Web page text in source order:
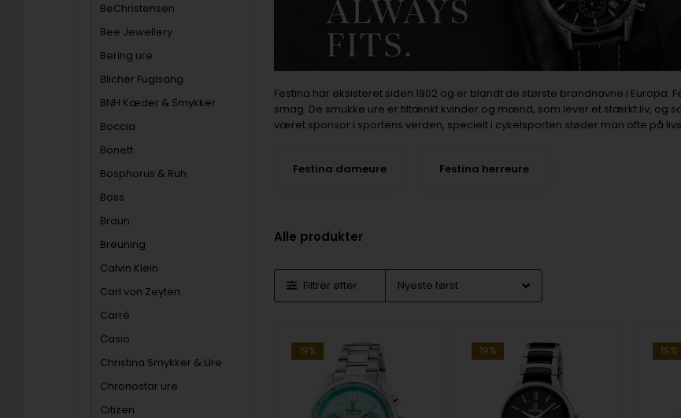
BeChristensen
Bee Jewellery
Bering ure
Blicher Fuglsang
BNH Kæder & Smykker
Boccia
Bonett
Bosphorus & Ruh
Boss
Braun
Breuning
Calvin Klein
Carl von Zeyten
Carré
Casio
Christina Smykker & Ure
Chronostar ure
Citizen
Festina har eksisteret siden 1902 og er blandt de største brandnavne i
smag. De smukke ure er tiltænkt kvinder og mænd, som lever et stærkt liv, og
været sponsor i sportens verden, specielt i cykelsporten støder man ofte på
Festina dameure Festina herreure
Alle produkter
Filtrer efter
19% 19% 19%